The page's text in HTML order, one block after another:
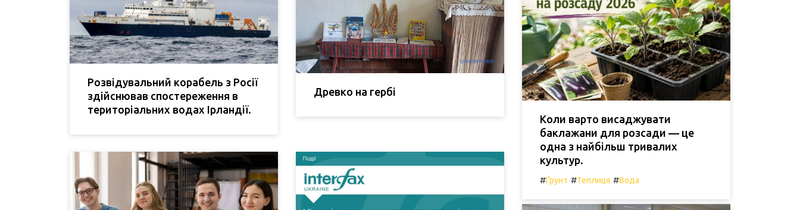
Розвідувальний корабель з Росії
здійснював спостереження в
територіальних водах Ірландії.
Древко на гербі
Коли варто висаджувати
баклажани для розсади — це
одна з найбільш тривалих
культур.
#Ґрунт #Теплиця #Вода